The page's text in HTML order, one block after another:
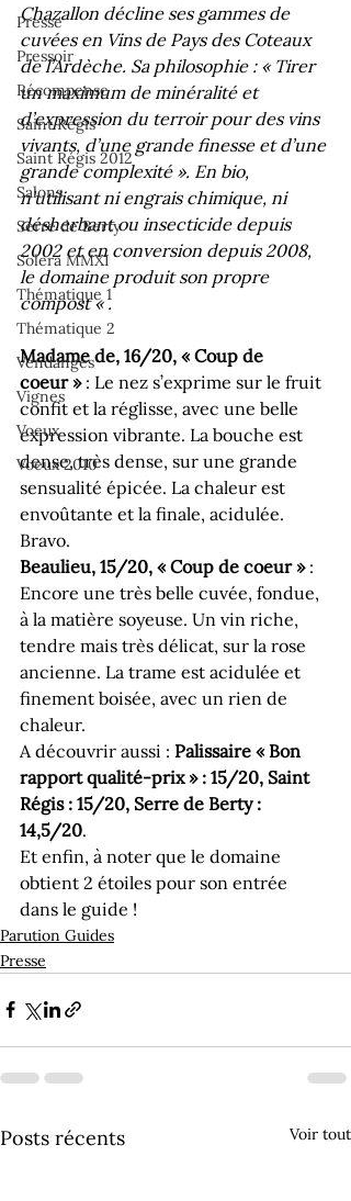
Presse
Pressoir
Récompense
Saint Régis
Saint Régis 2012
Salons
Serre de Berty
Solera MMXI
Thématique 1
Thématique 2
Vendanges
Vignes
Voeux
Voeux 2010
Chazallon décline ses gammes de
cuvées en Vins de Pays des Coteaux
de l’Ardèche. Sa philosophie : « Tirer
un maximum de minéralité et
d’expression du terroir pour des vins
vivants, d’une grande finesse et d’une
grande complexité ». En bio,
n’utilisant ni engrais chimique, ni
désherbant ou insecticide depuis
2002 et en conversion depuis 2008,
le domaine produit son propre
compost « .
Madame de, 16/20, « Coup de
coeur » : Le nez s’exprime sur le fruit
confit et la réglisse, avec une belle
expression vibrante. La bouche est
dense, très dense, sur une grande
sensualité épicée. La chaleur est
envoûtante et la finale, acidulée.
Bravo.
Beaulieu, 15/20, « Coup de coeur » :
Encore une très belle cuvée, fondue,
à la matière soyeuse. Un vin riche,
tendre mais très délicat, sur la rose
ancienne. La trame est acidulée et
finement boisée, avec un rien de
chaleur.
A découvrir aussi : Palissaire « Bon
rapport qualité-prix » : 15/20, Saint
Régis : 15/20, Serre de Berty :
14,5/20.
Et enfin, à noter que le domaine
obtient 2 étoiles pour son entrée
dans le guide !
Parution Guides
Presse
Posts récents Voir tout